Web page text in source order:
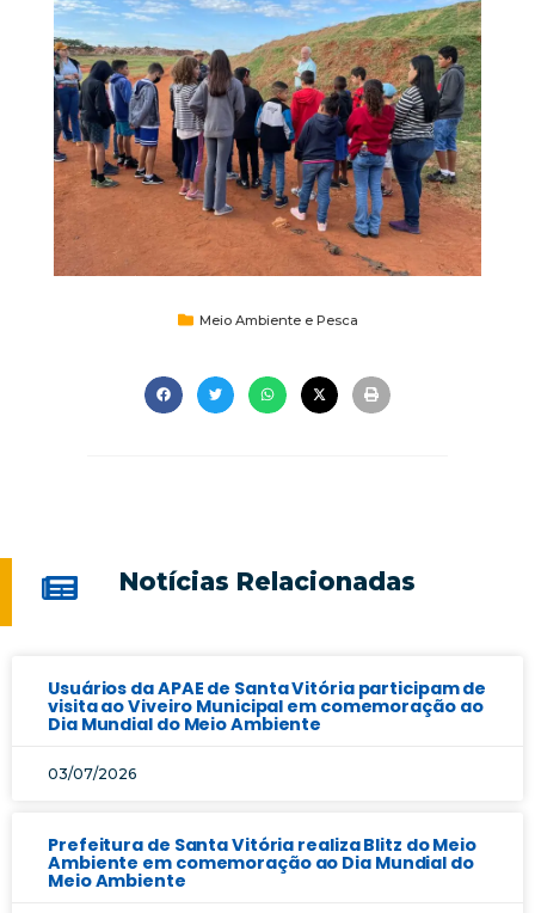
Meio Ambiente e Pesca
Notícias Relacionadas
Usuários da APAE de Santa Vitória participam de
visita ao Viveiro Municipal em comemoração ao
Dia Mundial do Meio Ambiente
03/07/2026
Prefeitura de Santa Vitória realiza Blitz do Meio
Ambiente em comemoração ao Dia Mundial do
Meio Ambiente